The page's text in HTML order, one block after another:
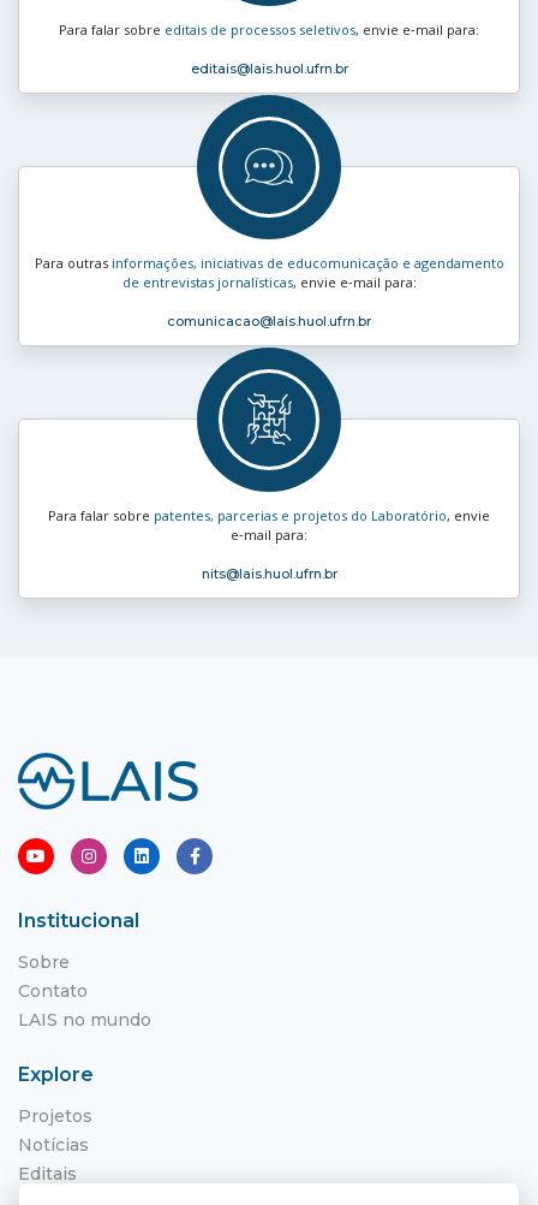
Para falar sobre editais de processos seletivos, envie e‑mail para:
editais@lais.huol.ufrn.br
Para outras informações, iniciativas de educomunicação e agendamento
de entrevistas jornalísticas, envie e‑mail para:
comunicacao@lais.huol.ufrn.br
Para falar sobre patentes, parcerias e projetos do Laboratório, envie
e‑mail para:
nits@lais.huol.ufrn.br
Institucional
Sobre
Contato
LAIS no mundo
Explore
Projetos
Notícias
Editais